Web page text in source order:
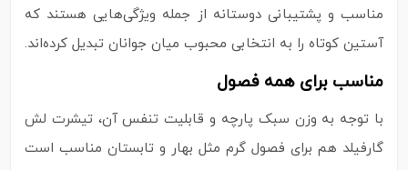
مناسب و پشتیبانی دوستانه از جمله ویژگی‌هایی هستند که
آستین کوتاه را به انتخابی محبوب میان جوانان تبدیل کرده‌اند.
مناسب برای همه فصول
با توجه به وزن سبک پارچه و قابلیت تنفس آن، تیشرت لش
گارفیلد هم برای فصول گرم مثل بهار و تابستان مناسب است